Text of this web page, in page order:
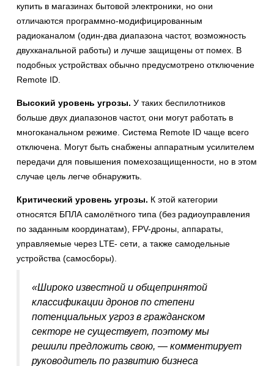
купить в магазинах бытовой электроники, но они
отличаются программно-модифицированным
радиоканалом (один-два диапазона частот, возможность
двухканальной работы) и лучше защищены от помех. В
подобных устройствах обычно предусмотрено отключение
Remote ID.
Высокий уровень угрозы. У таких беспилотников
больше двух диапазонов частот, они могут работать в
многоканальном режиме. Система Remote ID чаще всего
отключена. Могут быть снабжены аппаратным усилителем
передачи для повышения помехозащищенности, но в этом
случае цель легче обнаружить.
Критический уровень угрозы. К этой категории
относятся БПЛА самолётного типа (без радиоуправления
по заданным координатам), FPV-дроны, аппараты,
управляемые через LTE- сети, а также самодельные
устройства (самосборы).
«Широко известной и общепринятой
классификации дронов по степени
потенциальных угроз в гражданском
секторе не существует, поэтому мы
решили предложить свою, — комментирует
руководитель по развитию бизнеса